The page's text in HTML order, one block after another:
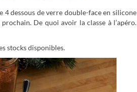
4 dessous de verre double-face en silicone
De quoi avoir la classe à l’apéro.
stocks disponibles.